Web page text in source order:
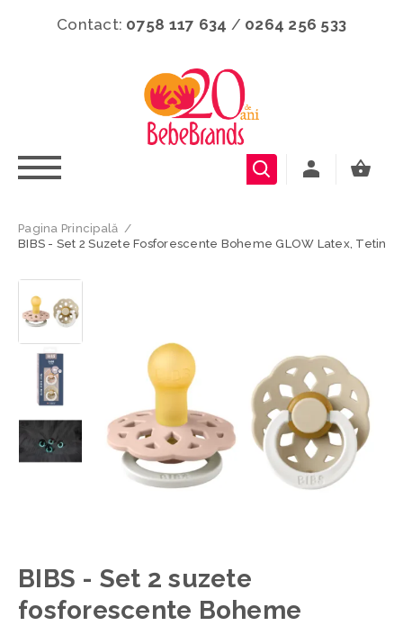
Contact: 0758 117 634 / 0264 256 533
Pagina Principală /
BIBS - Set 2 Suzete Fosforescente Boheme GLOW Latex, Tetina
BIBS - Set 2 suzete
fosforescente Boheme